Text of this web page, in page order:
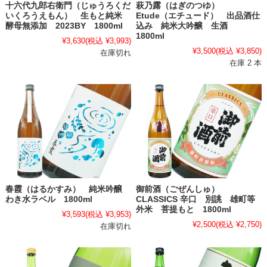
十六代九郎右衛門（じゅうろくだ
いくろうえもん） 生もと純米
酵母無添加 2023BY 1800ml
¥3,630(税込 ¥3,993)
在庫切れ
萩乃露（はぎのつゆ）
Etude（エチュード） 出品酒仕
込み 純米大吟醸 生酒
1800ml
¥3,500(税込 ¥3,850)
在庫 2 本
春霞（はるかすみ） 純米吟醸
わき水ラベル 1800ml
¥3,593(税込 ¥3,953)
在庫切れ
御前酒（ごぜんしゅ）
CLASSICS 辛口 別誂 雄町等
外米 菩提もと 1800ml
¥2,500(税込 ¥2,750)